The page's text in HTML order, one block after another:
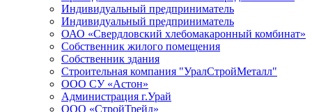
Индивидуальный предприниматель
Индивидуальный предприниматель
ОАО «Свердловский хлебомакаронный комбинат»
Собственник жилого помещения
Собственник здания
Строительная компания "УралСтройМеталл"
ООО СУ «Астон»
Администрация г.Урай
ООО «СтройТрейд»